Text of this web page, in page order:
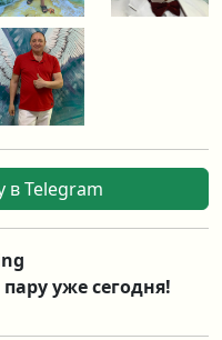
в Telegram
уже сегодня!